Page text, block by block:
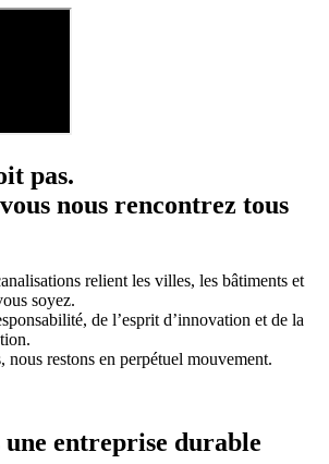
pas.
nous rencontrez tous
relient les villes, les bâtiments et
soyez.
de l’esprit d’innovation et de la
nous restons en perpétuel mouvement.
une entreprise durable